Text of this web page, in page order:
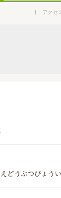
↑ アク
どうぶつびょう